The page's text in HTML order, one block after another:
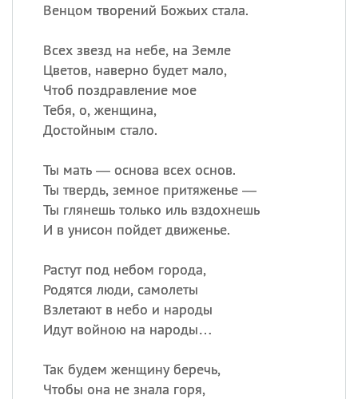
Венцом творений Божьих стала.
Всех звезд на небе, на Земле
Цветов, наверно будет мало,
Чтоб поздравление мое
Тебя, о, женщина,
Достойным стало.
Ты мать — основа всех основ.
Ты твердь, земное притяженье —
Ты глянешь только иль вздохнешь
И в унисон пойдет движенье.
Растут под небом города,
Родятся люди, самолеты
Взлетают в небо и народы
Идут войною на народы…
Так будем женщину беречь,
Чтобы она не знала горя,